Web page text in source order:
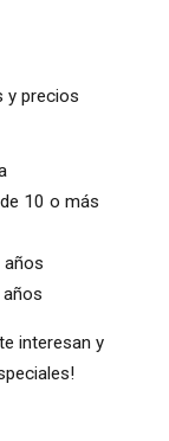
y precios
10 o más
años
interesan y